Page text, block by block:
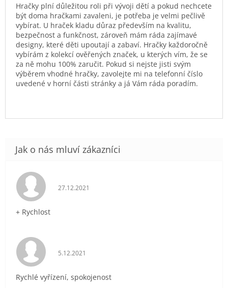
Hračky plní důležitou roli při vývoji dětí a pokud nechcete
být doma hračkami zavaleni, je potřeba je velmi pečlivě
vybírat. U hraček kladu důraz především na kvalitu,
bezpečnost a funkčnost, zároveň mám ráda zajímavé
designy, které děti upoutají a zabaví. Hračky každoročně
vybírám z kolekcí ověřených značek, u kterých vím, že se
za ně mohu 100% zaručit. Pokud si nejste jisti svým
výběrem vhodné hračky, zavolejte mi na telefonní číslo
uvedené v horní části stránky a já Vám ráda poradím.
Hodnocení obchodu je 5 z 5 hvězdiček.
27.12.2021
+ Rychlost
Hodnocení obchodu je 5 z 5 hvězdiček.
5.12.2021
Rychlé vyřízení, spokojenost